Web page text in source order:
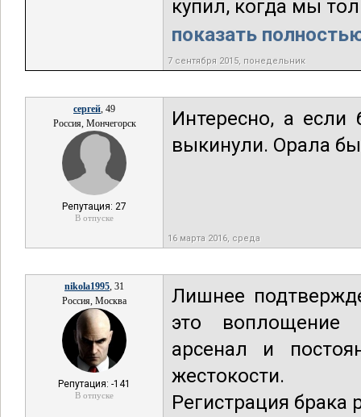
купил, когда мы
показать
7 сентября 2015, понедельник
сергей, 49
Россия, Мончегорск
Репутация: 27
В отпуске
Интересно, а если
выкинули. Орала
16 марта 2016, среда
nikola1995, 31
Россия, Москва
Репутация: -141
В отпуске
Лишнее
это воплощение
арсенал и
жестокости.
Регистрация